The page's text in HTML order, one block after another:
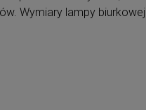
Wymiary lampy